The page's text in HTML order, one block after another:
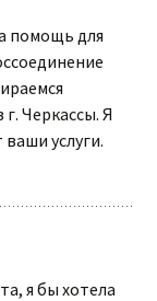
помощь для
Черкассы. Я
ваши услуги.
я бы хотела